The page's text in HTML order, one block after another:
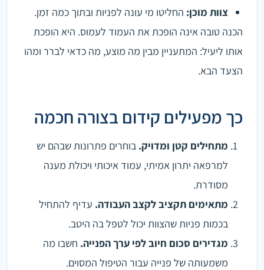
צוות מוכן: החליטו מי עונה לפניות ובתוך כמה זמן.
הכנה טובה אינה הופכת את העמוד לעמוס. היא הופכת
אותו ליעיל: המתעניין מבין מה מוצע, מה כדאי לברר ומהו
הצעד הבא.
כך מפעילים קידום בצורה חכמה
מתחילים קטן ומדויק. בוחרים פתרונות שבהם יש
למרפאה יתרון אמיתי, עמוד איכותי ויכולת מענה
מסודרת.
מתאימים תקציב לקצב העבודה. עדיף להתחיל
בכמות פניות שהצוות יכול לטפל בה היטב.
מגדירים סכום חיוב לפי ערך הפנייה. חשבו מה
משמעותה של פנייה עבור הטיפול המסוים.